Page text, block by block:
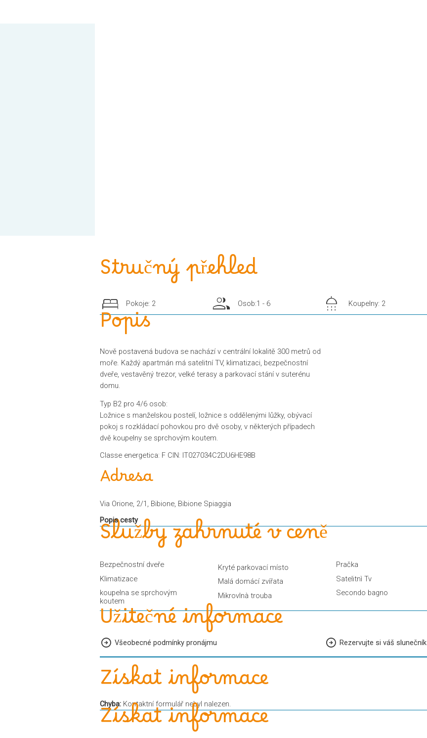
Stručný přehled
bed Pokoje: 2 group Osob:1 - 6 shower Koupelny: 2
Popis
Nově postavená budova se nachází v centrální lokalitě 300 metrů od
moře. Každý apartmán má satelitní TV, klimatizaci, bezpečnostní
dveře, vestavěný trezor, velké terasy a parkovací stání v suterénu
domu.
Typ B2 pro 4/6 osob:
Ložnice s manželskou postelí, ložnice s oddělenými lůžky, obývací
pokoj s rozkládací pohovkou pro dvě osoby, v některých případech
dvě koupelny se sprchovým koutem.
Classe energetica: F CIN: IT027034C2DU6HE98B
Adresa
Via Orione, 2/1, Bibione, Bibione Spiaggia
Popis cesty
Služby zahrnuté v ceně
Bezpečnostní dveře
Klimatizace
koupelna se sprchovým
koutem
Kryté parkovací místo
Malá domácí zvířata
Mikrovlnà trouba
Pračka
Satelitnì Tv
Secondo bagno
Užitečné informace
Všeobecné podmínky pronájmu Rezervujte si váš slunečník
Získat informace
Chyba:Kontaktní formulář nebyl nalezen.
Získat informace